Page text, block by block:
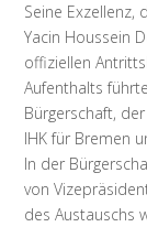
Seine
Yacin Houssein
offiziellen
Aufenthalts
Bürgerschaft,
IHK für Bremen
In der
von
des Austauschs